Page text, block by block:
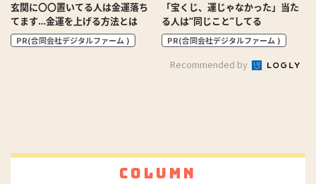
玄関に〇〇置いてる人は金運落ち
てます…金運を上げる方法とは
PR(合同会社デジタルファーム )
「宝くじ、運じゃなかった」当た
る人は“同じこと”してる
PR(合同会社デジタルファーム )
Recommended by
Column